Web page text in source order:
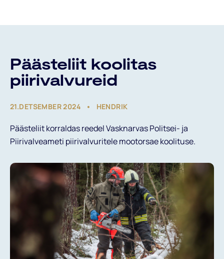
Valdkonnad
Projektid
Päästeliit koolitas
piirivalvureid
21.DETSEMBER 2024 HENDRIK
Päästeliit korraldas reedel Vasknarvas Politsei- ja
Piirivalveameti piirivalvuritele mootorsae koolituse.